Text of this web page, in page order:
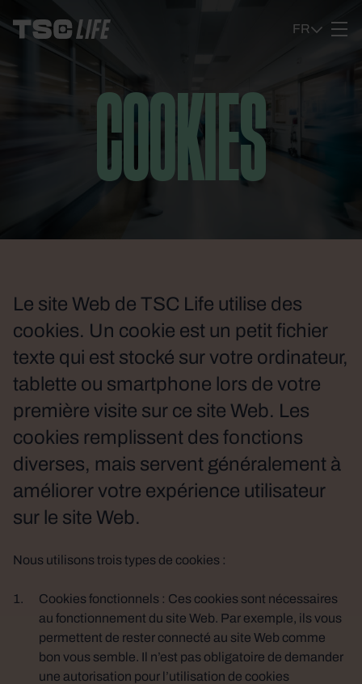
FR
COOKIES
Le site Web de TSC Life utilise des
cookies. Un cookie est un petit fichier
texte qui est stocké sur votre ordinateur,
tablette ou smartphone lors de votre
première visite sur ce site Web. Les
cookies remplissent des fonctions
diverses, mais servent généralement à
améliorer votre expérience utilisateur
sur le site Web.
Nous utilisons trois types de cookies :
Cookies fonctionnels : Ces cookies sont nécessaires
au fonctionnement du site Web. Par exemple, ils vous
permettent de rester connecté au site Web comme
bon vous semble. Il n’est pas obligatoire de demander
une autorisation pour l’utilisation de cookies